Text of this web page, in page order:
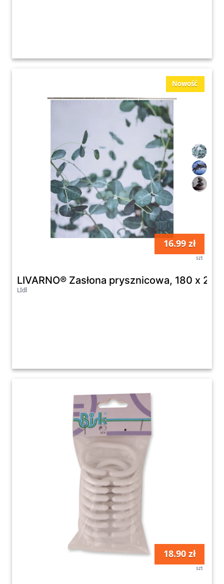
Nowość
16.99 zł
szt
LIVARNO® Zasłona prysznicowa, 180 x
LIdl
18.90 zł
szt